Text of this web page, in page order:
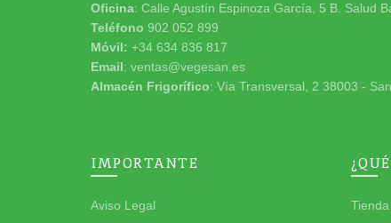
Oficina: Calle Agustín Espinoza García, 5 B. Salud
Teléfono 902 052 899
Móvil: +34 634 836 817
Email: ventas@vegesan.es
Almacén Frigorífico: Vía Transversal, 2 38003 -
IMPORTANTE
Aviso Legal Tienda